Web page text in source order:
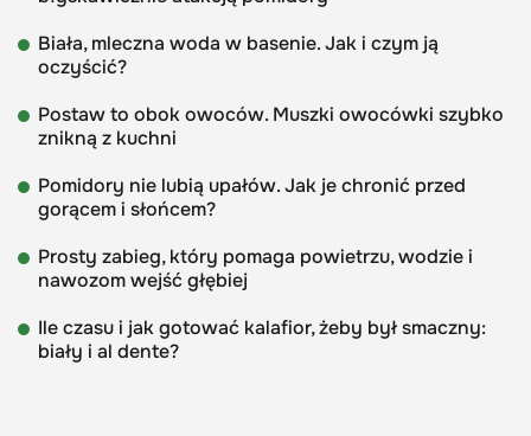
Biała, mleczna woda w basenie. Jak i czym ją
oczyścić?
Postaw to obok owoców. Muszki owocówki szybko
znikną z kuchni
Pomidory nie lubią upałów. Jak je chronić przed
gorącem i słońcem?
Prosty zabieg, który pomaga powietrzu, wodzie i
nawozom wejść głębiej
Ile czasu i jak gotować kalafior, żeby był smaczny:
biały i al dente?